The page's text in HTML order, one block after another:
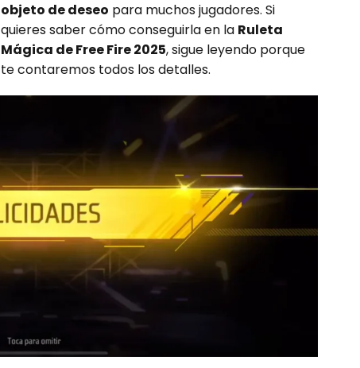
objeto de deseo para muchos jugadores. Si
quieres saber cómo conseguirla en la Ruleta
Mágica de Free Fire 2025, sigue leyendo porque
te contaremos todos los detalles.